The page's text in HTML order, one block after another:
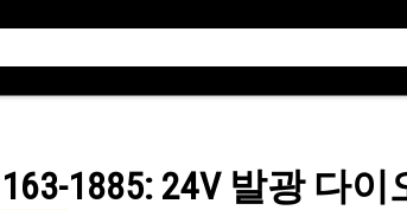
163-1885: 24V 발광 다